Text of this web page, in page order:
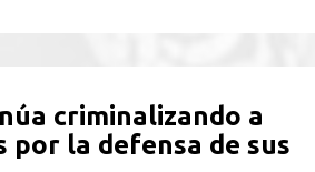
criminalizando a
por la defensa de sus